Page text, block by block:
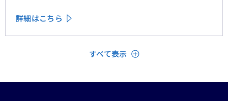
いる」「理解されている」と顧客に感じてもらうため
詳細はこちら
すべて表示 閉じる